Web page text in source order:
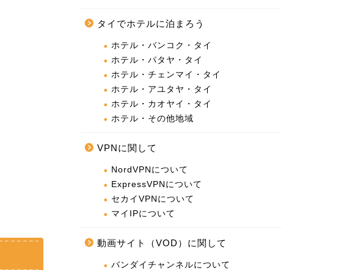
タイでホテルに泊まろう
ホテル・バンコク・タイ
ホテル・パタヤ・タイ
ホテル・チェンマイ・タイ
ホテル・アユタヤ・タイ
ホテル・カオヤイ・タイ
ホテル・その他地域
VPNに関して
NordVPNについて
ExpressVPNについて
セカイVPNについて
マイIPについて
動画サイト（VOD）に関して
バンダイチャンネルについて